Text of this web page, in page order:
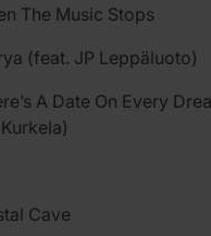
The Music Stops
(feat. JP Leppäluoto)
A Date On Every
Cave